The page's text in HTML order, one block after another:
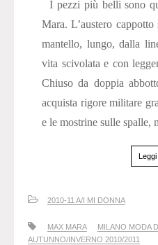
I pezzi più belli sono
Mara. L’austero
mantello, lungo, dalla
vita scivolata e con
Chiuso da doppia
acquista rigore militare
e le mostrine sulle spalle,
2010-11 A/I MI DONNA
MAX MARA MILANO MODA
AUTUNNO/INVERNO 2010/2011